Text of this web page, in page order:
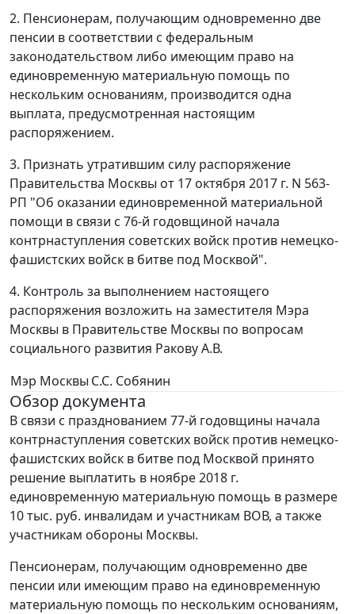
2. Пенсионерам, получающим одновременно две
пенсии в соответствии с федеральным
законодательством либо имеющим право на
единовременную материальную помощь по
нескольким основаниям, производится одна
выплата, предусмотренная настоящим
распоряжением.
3. Признать утратившим силу распоряжение
Правительства Москвы от 17 октября 2017 г. N 563-
РП "Об оказании единовременной материальной
помощи в связи с 76-й годовщиной начала
контрнаступления советских войск против немецко-
фашистских войск в битве под Москвой".
4. Контроль за выполнением настоящего
распоряжения возложить на заместителя Мэра
Москвы в Правительстве Москвы по вопросам
социального развития Ракову А.В.
Мэр Москвы С.С. Собянин
Обзор документа
В связи с празднованием 77-й годовщины начала
контрнаступления советских войск против немецко-
фашистских войск в битве под Москвой принято
решение выплатить в ноябре 2018 г.
единовременную материальную помощь в размере
10 тыс. руб. инвалидам и участникам ВОВ, а также
участникам обороны Москвы.
Пенсионерам, получающим одновременно две
пенсии или имеющим право на единовременную
материальную помощь по нескольким основаниям,